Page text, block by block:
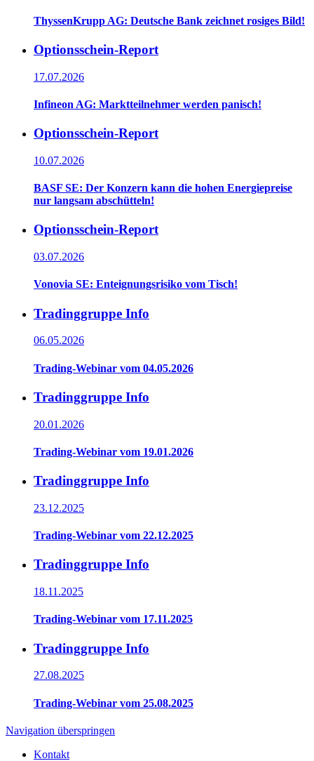
ThyssenKrupp AG: Deutsche Bank zeichnet rosiges Bild!
Optionsschein-Report
17.07.2026
Infineon AG: Marktteilnehmer werden panisch!
Optionsschein-Report
10.07.2026
BASF SE: Der Konzern kann die hohen Energiepreise
nur langsam abschütteln!
Optionsschein-Report
03.07.2026
Vonovia SE: Enteignungsrisiko vom Tisch!
Tradinggruppe Info
06.05.2026
Trading-Webinar vom 04.05.2026
Tradinggruppe Info
20.01.2026
Trading-Webinar vom 19.01.2026
Tradinggruppe Info
23.12.2025
Trading-Webinar vom 22.12.2025
Tradinggruppe Info
18.11.2025
Trading-Webinar vom 17.11.2025
Tradinggruppe Info
27.08.2025
Trading-Webinar vom 25.08.2025
Navigation überspringen
Kontakt